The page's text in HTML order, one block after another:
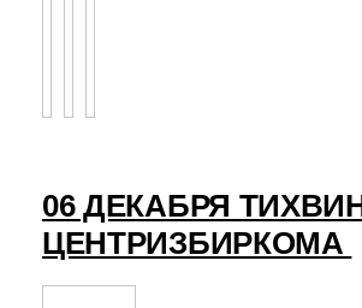
06 ДЕКАБРЯ
ЦЕНТРИЗБИРКОМА